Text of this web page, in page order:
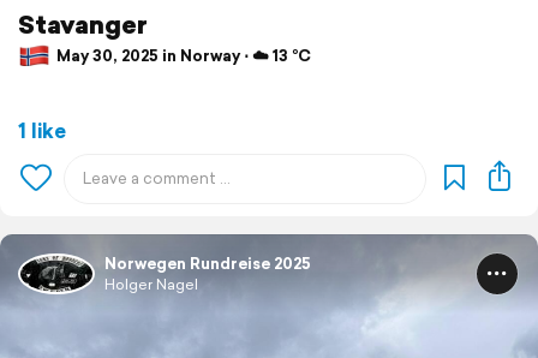
Stavanger
May 30, 2025 in Norway ⋅ ☁️ 13 °C
1 like
Norwegen Rundreise 2025
Holger Nagel